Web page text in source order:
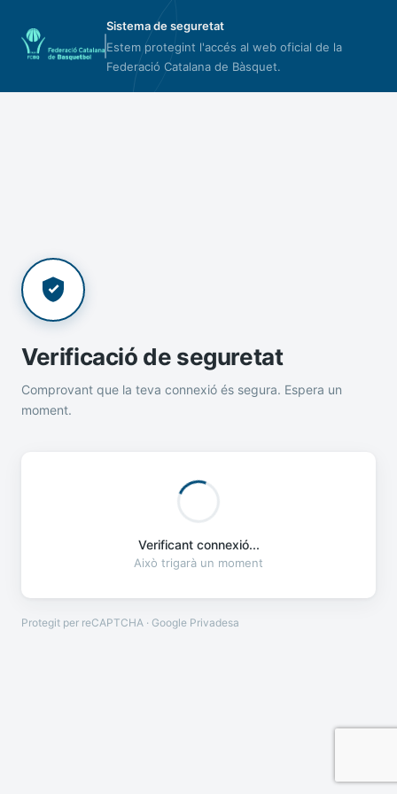
Sistema de seguretat
Estem protegint l'accés al web oficial de la
Federació Catalana de Bàsquet.
Verificació de seguretat
Comprovant que la teva connexió és segura. Espera un
moment.
Verificant connexió...
Això trigarà un moment
Protegit per reCAPTCHA · Google Privadesa